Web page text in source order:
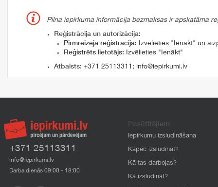
Pilna iepirkuma informācija bezmaksas ir apskatāma
Reģistrācija un autorizācija:
Pirmreizēja reģistrācija: Izvēlieties "Ienākt" un
Reģistrēts lietotājs: Izvēlieties "Ienākt"
Atbalsts: +371 25113311 ; info@iepirkumi.lv
+371 25113311
info@iepirkumi.lv
Darba dienās 09:00 - 18:00
Pasūtītājiem
Iepirkumu izsludināšana
Kāpēc izsludināt?
Kā tas darbojas?
Kā izsludināt?